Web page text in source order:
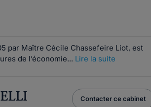
par Maître Cécile Chassefeire Liot, est
de l’économie... Lire la suite
Contacter ce cabinet